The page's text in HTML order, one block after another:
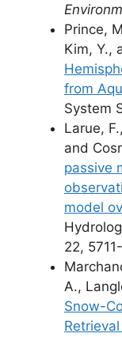
Prince,
Kim, Y.,
from
System
Larue,
and
passive
model
22,
A.,
Snow-